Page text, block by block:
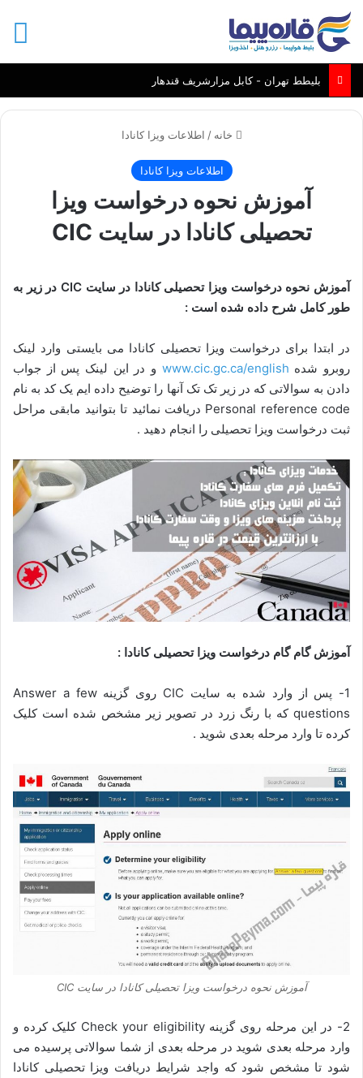
بلیطط تهران - کابل مزارشریف قندهار
خانه / اطلاعات ویزا کانادا
اطلاعات ویزا کانادا
آموزش نحوه درخواست ویزا
تحصیلی کانادا در سایت CIC
آموزش نحوه درخواست ویزا تحصیلی کانادا در سایت CIC در زیر به
طور کامل شرح داده شده است :
در ابتدا برای درخواست ویزا تحصیلی کانادا می بایستی وارد لینک
روبرو شده www.cic.gc.ca/english و در این لینک پس از جواب
دادن به سوالاتی که در زیر تک تک آنها را توضیح داده ایم یک کد به نام
Personal reference code دریافت نمائید تا بتوانید مابقی مراحل
ثبت درخواست ویزا تحصیلی را انجام دهید .
آموزش گام گام درخواست ویزا تحصیلی کانادا :
1- پس از وارد شده به سایت CIC روی گزینه Answer a few
questions که با رنگ زرد در تصویر زیر مشخص شده است کلیک
کرده تا وارد مرحله بعدی شوید .
آموزش نحوه درخواست ویزا تحصیلی کانادا در سایت CIC
2- در این مرحله روی گزینه Check your eligibility کلیک کرده و
وارد مرحله بعدی شوید در مرحله بعدی از شما سوالاتی پرسیده می
شود تا مشخص شود که واجد شرایط دریافت ویزا تحصیلی کانادا